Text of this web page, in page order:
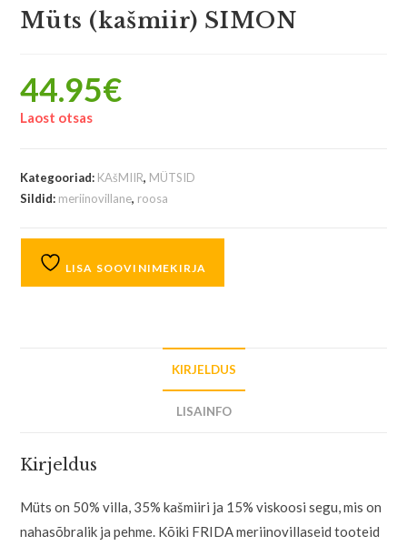
Müts (kašmiir) SIMON
44.95€
Laost otsas
Kategooriad: KAšMIIR, MÜTSID
Sildid: meriinovillane, roosa
LISA SOOVINIMEKIRJA
KIRJELDUS
LISAINFO
Kirjeldus
Müts on 50% villa, 35% kašmiiri ja 15% viskoosi segu, mis on
nahasõbralik ja pehme. Kõiki FRIDA meriinovillaseid tooteid